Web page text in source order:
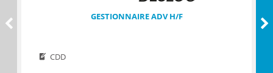
GESTIONNAIRE ADV H/F
CDD